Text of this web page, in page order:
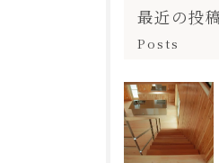
最近の投稿
Posts